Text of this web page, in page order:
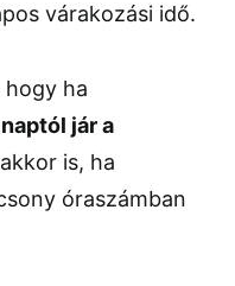
várakozási idő.
hogy ha
jár a
is, ha
óraszámban